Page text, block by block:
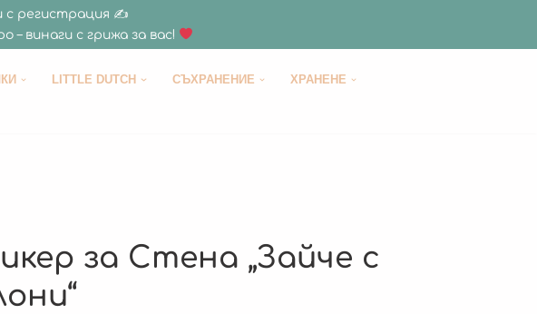
с регистрация ✍
– винаги с грижа за вас!
LITTLE DUTCH СЪХРАНЕНИЕ
ХРАНЕНЕ
за Стена „Зайче с